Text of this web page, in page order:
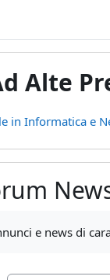
Alte
in Informatica e
e news di